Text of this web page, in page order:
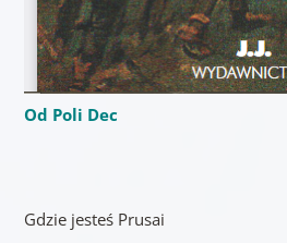
Od Poli Dec
Gdzie jesteś Prusai